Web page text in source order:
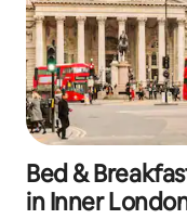
Bed &
in Inner